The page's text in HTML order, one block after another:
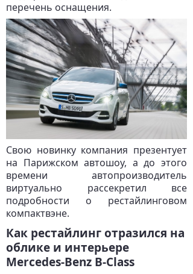
перечень оснащения.
Свою новинку компания презентует
на Парижском автошоу, а до этого
времени автопроизводитель
виртуально рассекретил все
подробности о рестайлинговом
компактвэне.
Как рестайлинг отразился на
облике и интерьере
Mercedes-Benz B-Class